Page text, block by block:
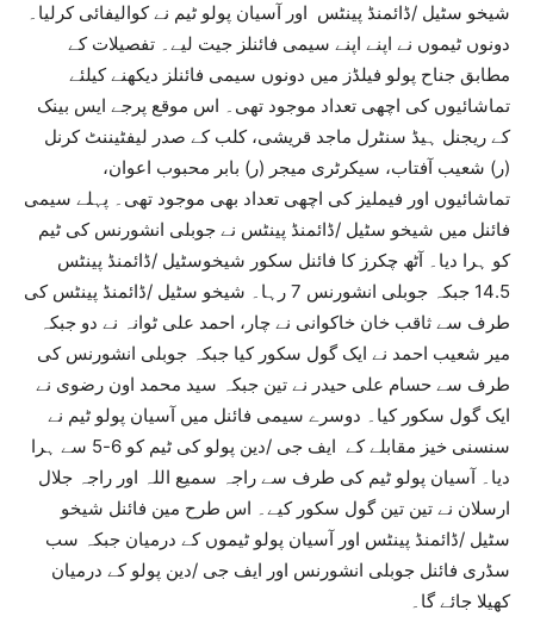
شیخو سٹیل /ڈائمنڈ پینٹس اور آسیان پولو ٹیم نے کوالیفائی کرلیا۔
دونوں ٹیموں نے اپنے اپنے سیمی فائنلز جیت لیے۔ تفصیلات کے
مطابق جناح پولو فیلڈز میں دونوں سیمی فائنلز دیکھنے کیلئے
تماشائیوں کی اچھی تعداد موجود تھی۔ اس موقع پرجے ایس بینک
کے ریجنل ہیڈ سنٹرل ماجد قریشی، کلب کے صدر لیفٹیننٹ کرنل
(ر) شعیب آفتاب، سیکرٹری میجر (ر) بابر محبوب اعوان،
تماشائیوں اور فیملیز کی اچھی تعداد بھی موجود تھی۔ پہلے سیمی
فائنل میں شیخو سٹیل /ڈائمنڈ پینٹس نے جوبلی انشورنس کی ٹیم
کو ہرا دیا۔ آٹھ چکرز کا فائنل سکور شیخوسٹیل /ڈائمنڈ پینٹس
14.5 جبکہ جوبلی انشورنس 7 رہا۔ شیخو سٹیل /ڈائمنڈ پینٹس کی
طرف سے ثاقب خان خاکوانی نے چار، احمد علی ٹوانہ نے دو جبکہ
میر شعیب احمد نے ایک گول سکور کیا جبکہ جوبلی انشورنس کی
طرف سے حسام علی حیدر نے تین جبکہ سید محمد اون رضوی نے
ایک گول سکور کیا۔ دوسرے سیمی فائنل میں آسیان پولو ٹیم نے
سنسنی خیز مقابلے کے ایف جی /دین پولو کی ٹیم کو 6-5 سے ہرا
دیا۔ آسیان پولو ٹیم کی طرف سے راجہ سمیع اللہ اور راجہ جلال
ارسلان نے تین تین گول سکور کیے۔ اس طرح مین فائنل شیخو
سٹیل /ڈائمنڈ پینٹس اور آسیان پولو ٹیموں کے درمیان جبکہ سب
سڈری فائنل جوبلی انشورنس اور ایف جی /دین پولو کے درمیان
کھیلا جائے گا۔